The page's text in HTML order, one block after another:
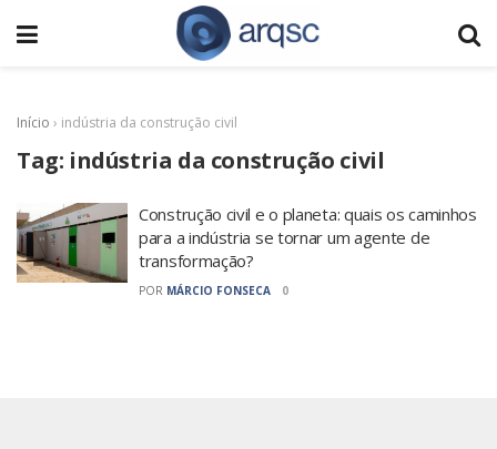
Início › indústria da construção civil
Tag: indústria da construção civil
Construção civil e o planeta: quais os caminhos
para a indústria se tornar um agente de
transformação?
POR MÁRCIO FONSECA 0